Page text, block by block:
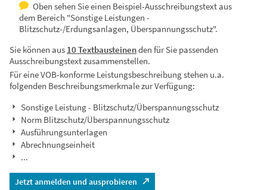
Oben sehen Sie einen Beispiel-Ausschreibungstext aus
dem Bereich "Sonstige Leistungen -
Blitzschutz-/Erdungsanlagen, Überspannungsschutz".
Sie können aus 10 Textbausteinenden für Sie passenden
Ausschreibungstext zusammenstellen.
Für eine VOB-konforme Leistungsbeschreibung stehen u.a.
folgenden Beschreibungsmerkmale zur Verfügung:
Sonstige Leistung - Blitzschutz/Überspannungsschutz
Norm Blitzschutz/Überspannungsschutz
Ausführungsunterlagen
Abrechnungseinheit
...
Jetzt anmelden und ausprobieren